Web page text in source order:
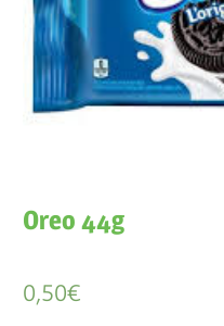
Oreo 44g
0,50€